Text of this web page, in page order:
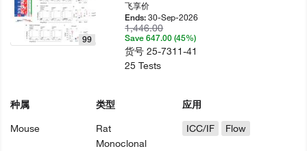
99
种属
Mouse
类型
Rat
Monoclonal
应用
ICC/IF
Flow
飞享价
Ends:30-Sep-2026
1,446.00
Save 647.00 (45%)
货号25-7311-41
25 Tests